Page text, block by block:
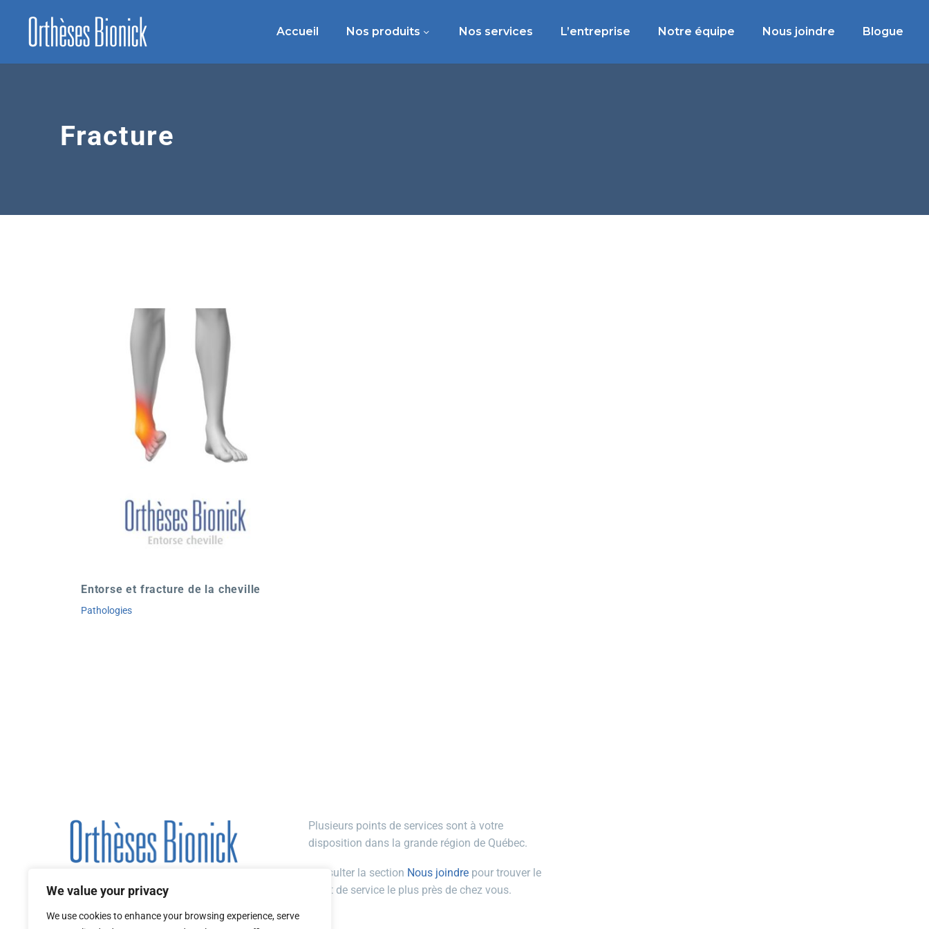
We value your privacy
We use cookies to enhance your browsing experience, serve
Accueil Nos produits Nos services L’entreprise Notre équipe Nous joindre Blogue
Fracture
Entorse et fracture de la cheville
Pathologies
Plusieurs points de services sont à votre
disposition dans la grande région de Québec.
Consulter la section Nous joindrepour trouver le
point de service le plus près de chez vous.